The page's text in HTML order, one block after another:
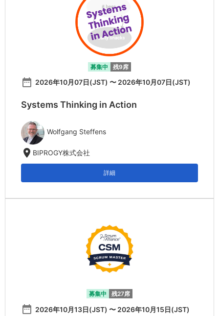
募集中 残9席
date_range 2026年10月07日(JST) 〜 2026年10月07日(JST)
Systems Thinking in Action
Wolfgang Steffens
location_on BIPROGY株式会社
詳細
募集中 残27席
date_range 2026年10月13日(JST) 〜 2026年10月15日(JST)